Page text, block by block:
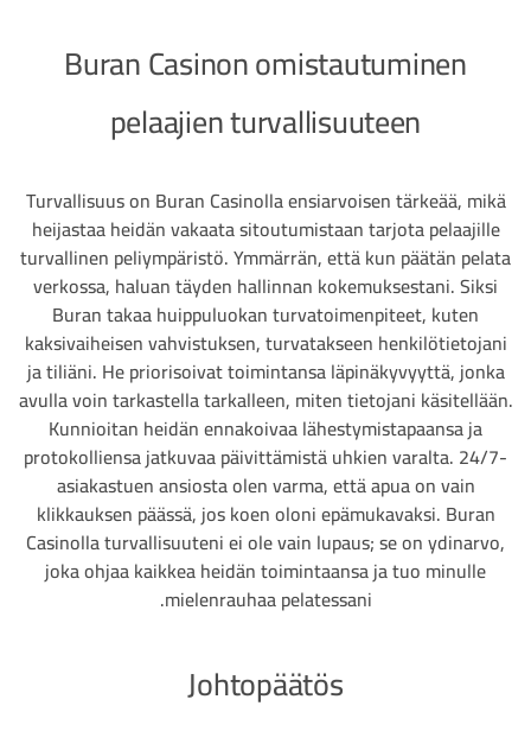
Buran Casinon omistautuminen
pelaajien turvallisuuteen
Turvallisuus on Buran Casinolla ensiarvoisen tärkeää, mikä
heijastaa heidän vakaata sitoutumistaan tarjota pelaajille
turvallinen peliympäristö. Ymmärrän, että kun päätän pelata
verkossa, haluan täyden hallinnan kokemuksestani. Siksi
Buran takaa huippuluokan turvatoimenpiteet, kuten
kaksivaiheisen vahvistuksen, turvatakseen henkilötietojani
ja tiliäni. He priorisoivat toimintansa läpinäkyvyyttä, jonka
avulla voin tarkastella tarkalleen, miten tietojani käsitellään.
Kunnioitan heidän ennakoivaa lähestymistapaansa ja
protokolliensa jatkuvaa päivittämistä uhkien varalta. 24/7-
asiakastuen ansiosta olen varma, että apua on vain
klikkauksen päässä, jos koen oloni epämukavaksi. Buran
Casinolla turvallisuuteni ei ole vain lupaus; se on ydinarvo,
joka ohjaa kaikkea heidän toimintaansa ja tuo minulle
mielenrauhaa pelatessani.
Johtopäätös